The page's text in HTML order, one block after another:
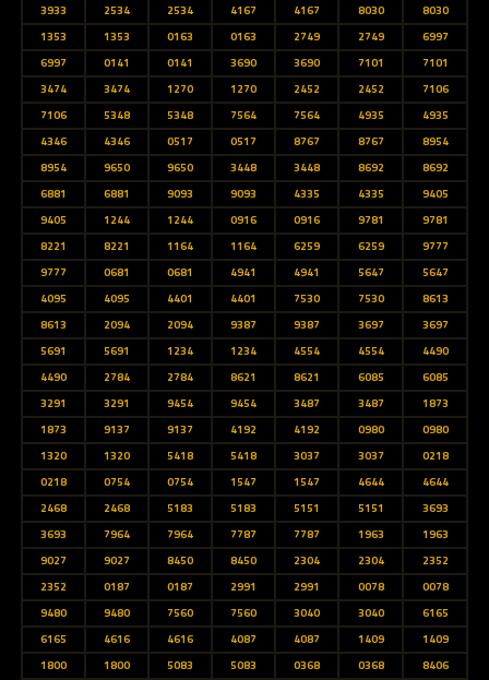
3933 2534 2534 4167 4167 8030
8030
1353
1353 0163 0163 2749 2749
6997
6997
0141 0141 3690 3690 7101
7101
3474
3474 1270 1270 2452 2452
7106
7106
5348 5348 7564 7564 4935
4935
4346
4346 0517 0517 8767 8767
8954
8954
9650 9650 3448 3448 8692
8692
6881
6881 9093 9093 4335 4335
9405
9405
1244 1244 0916 0916 9781
9781
8221
8221 1164 1164 6259 6259
9777
9777
0681 0681 4941 4941 5647
5647
4095
4095 4401 4401 7530 7530
8613
8613
2094 2094 9387 9387 3697
3697
5691
5691 1234 1234 4554 4554
4490
4490
2784 2784 8621 8621 6085
6085
3291
3291 9454 9454 3487 3487
1873
1873
9137 9137 4192 4192 0980
0980
1320
1320 5418 5418 3037 3037
0218
0218
0754 0754 1547 1547 4644
4644
2468
2468 5183 5183 5151 5151
3693
3693
7964 7964 7787 7787 1963
1963
9027
9027 8450 8450 2304 2304
2352
2352
0187 0187 2991 2991 0078
0078
9480
9480 7560 7560 3040 3040
6165
6165
4616 4616 4087 4087 1409
1409
1800
1800 5083 5083 0368 0368
8406